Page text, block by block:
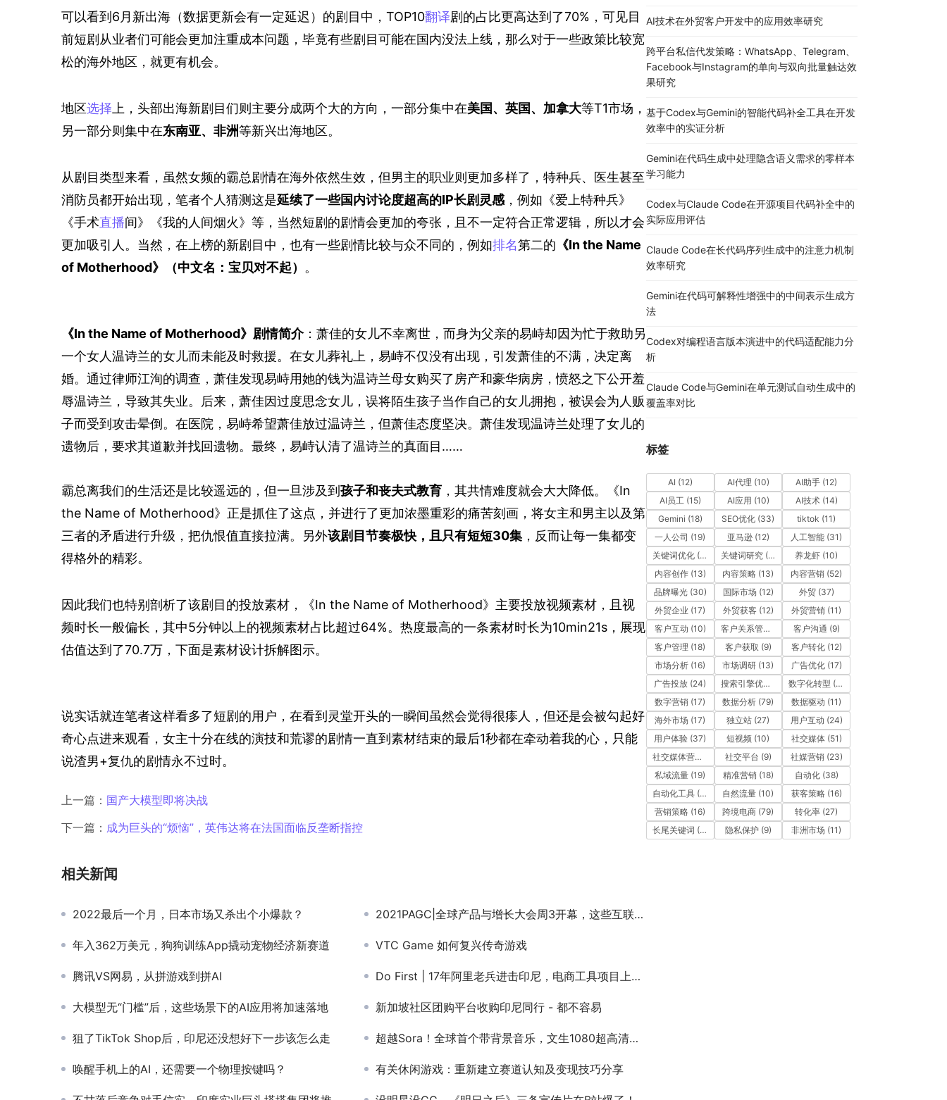
可以看到6月新出海（数据更新会有一定延迟）的剧目中，TOP10翻译剧的占比更高达到了70%，可见目
前短剧从业者们可能会更加注重成本问题，毕竟有些剧目可能在国内没法上线，那么对于一些政策比较宽
松的海外地区，就更有机会。
地区选择 上，头部出海新剧目们则主要分成两个大的方向，一部分集中在美国、英国、加拿大等T1市场，
另一部分则集中在东南亚、非洲等新兴出海地区。
从剧目类型来看，虽然女频的霸总剧情在海外依然生效，但男主的职业则更加多样了，特种兵、医生甚至
消防员都开始出现，笔者个人猜测这是延续了一些国内讨论度超高的IP长剧灵感 ，例如《爱上特种兵》
《手术直播间》《我的人间烟火》等，当然短剧的剧情会更加的夸张，且不一定符合正常逻辑，所以才会
更加吸引人。当然，在上榜的新剧目中，也有一些剧情比较与众不同的，例如排名第二的 《In the Name
of Motherhood》（中文名：宝贝对不起） 。
《In the Name of Motherhood》剧情简介：萧佳的女儿不幸离世，而身为父亲的易峙却因为忙于救助另
一个女人温诗兰的女儿而未能及时救援。在女儿葬礼上，易峙不仅没有出现，引发萧佳的不满，决定离
婚。通过律师江洵的调查，萧佳发现易峙用她的钱为温诗兰母女购买了房产和豪华病房，愤怒之下公开羞
辱温诗兰，导致其失业。后来，萧佳因过度思念女儿，误将陌生孩子当作自己的女儿拥抱，被误会为人贩
子而受到攻击晕倒。在医院，易峙希望萧佳放过温诗兰，但萧佳态度坚决。萧佳发现温诗兰处理了女儿的
遗物后，要求其道歉并找回遗物。最终，易峙认清了温诗兰的真面目……
霸总离我们的生活还是比较遥远的，但一旦涉及到孩子和丧夫式教育 ，其共情难度就会大大降低。《In
the Name of Motherhood》正是抓住了这点，并进行了更加浓墨重彩的痛苦刻画，将女主和男主以及第
三者的矛盾进行升级，把仇恨值直接拉满。另外该剧目节奏极快，且只有短短30集 ，反而让每一集都变
得格外的精彩。
因此我们也特别剖析了该剧目的投放素材，《In the Name of Motherhood》主要投放视频素材，且视
频时长一般偏长，其中5分钟以上的视频素材占比超过64%。热度最高的一条素材时长为10min21s，展现
估值达到了70.7万，下面是素材设计拆解图示。
说实话就连笔者这样看多了短剧的用户，在看到灵堂开头的一瞬间虽然会觉得很瘆人，但还是会被勾起好
奇心点进来观看，女主十分在线的演技和荒谬的剧情一直到素材结束的最后1秒都在牵动着我的心，只能
说渣男+复仇的剧情永不过时。
上一篇： 国产大模型即将决战
下一篇： 成为巨头的“烦恼”，英伟达将在法国面临反垄断指控
相关新闻
2022最后一个月，日本市场又杀出个小爆款？ 2021PAGC|全球产品与增长大会周3开幕，这些互联网出海大佬将齐聚深圳
年入362万美元，狗狗训练App撬动宠物经济新赛道 VTC Game 如何复兴传奇游戏
腾讯VS网易，从拼游戏到拼AI Do First | 17年阿里老兵进击印尼，电商工具项目上线仅1月就拿到融资
大模型无“门槛”后，这些场景下的AI应用将加速落地 新加坡社区团购平台收购印尼同行 - 都不容易
狙了TikTok Shop后，印尼还没想好下一步该怎么走 超越Sora！全球首个带背景音乐，文生1080超高清视频模型
唤醒手机上的AI，还需要一个物理按键吗？ 有关休闲游戏：重新建立赛道认知及变现技巧分享
AI技术在外贸客户开发中的应用效率研究
跨平台私信代发策略：WhatsApp、Telegram、
Facebook与Instagram的单向与双向批量触达效
果研究
基于Codex与Gemini的智能代码补全工具在开发
效率中的实证分析
Gemini在代码生成中处理隐含语义需求的零样本
学习能力
Codex与Claude Code在开源项目代码补全中的
实际应用评估
Claude Code在长代码序列生成中的注意力机制
效率研究
Gemini在代码可解释性增强中的中间表示生成方
法
Codex对编程语言版本演进中的代码适配能力分
析
Claude Code与Gemini在单元测试自动生成中的
覆盖率对比
标签
AI (12) AI代理 (10) AI助手 (12)
AI员工(15) AI应用 (10) AI技术(14)
Gemini (18) SEO优化 (33) tiktok (11)
一人公司 (19) 亚马逊(12) 人工智能 (31)
关键词优化 (10) 关键词研究(12) 养龙虾 (10)
内容创作(13) 内容策略 (13) 内容营销 (52)
品牌曝光(30) 国际市场 (12) 外贸(37)
外贸企业 (17) 外贸获客(12) 外贸营销 (11)
客户互动 (10) 客户关系管理 客户沟通 (9)
客户管理 (18) 客户获取 (9) 客户转化(12)
市场分析 (16) 市场调研 (13) 广告优化(17)
广告投放 (24) 搜索引擎优化 (41)数字化转型 (19)
数字营销 (17) 数据分析 (79) 数据驱动 (11)
海外市场 (17) 独立站 (27) 用户互动 (24)
用户体验 (37) 短视频 (10) 社交媒体(51)
社交媒体营销
社交平台 (9) 社媒营销(23)
私域流量 (19) 精准营销(18) 自动化(38)
自动化工具 (11) 自然流量 (10) 获客策略(16)
营销策略 (16) 跨境电商 (79) 转化率 (27)
长尾关键词 (12) 隐私保护(9) 非洲市场 (11)